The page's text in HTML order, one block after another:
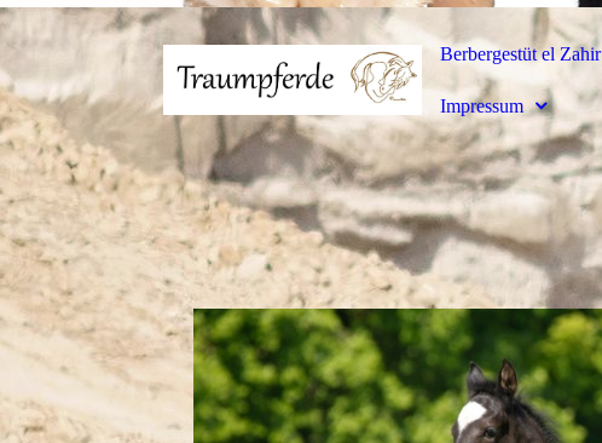
Berbergestüt el Zahir
Impressum